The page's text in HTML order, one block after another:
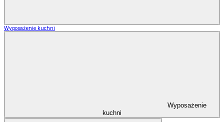
Wyposażenie kuchni
Wyposażenie
kuchni